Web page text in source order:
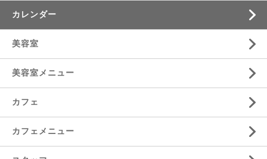
カレンダー
美容室
美容室メニュー
カフェ
カフェメニュー